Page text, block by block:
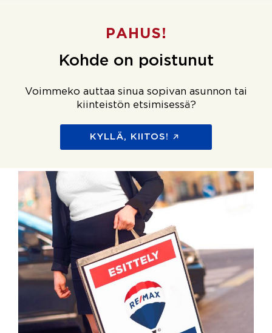
PAHUS!
Kohde on poistunut
Voimmeko auttaa sinua sopivan asunnon tai
kiinteistön etsimisessä?
KYLLÄ, KIITOS!